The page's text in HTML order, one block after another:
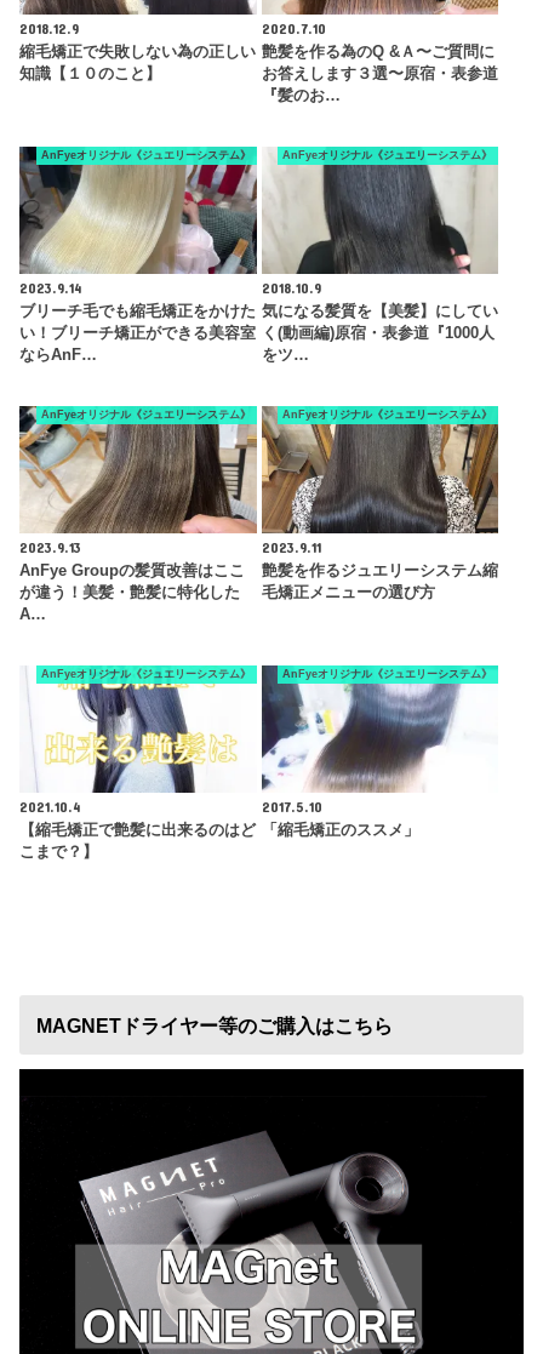
2018.12.9
縮毛矯正で失敗しない為の正しい
知識【１０のこと】
2020.7.10
艶髪を作る為のQ &Ａ〜ご質問に
お答えします３選〜原宿・表参道
『髪のお…
AnFyeオリジナル《ジュエリーシステム》
2023.9.14
ブリーチ毛でも縮毛矯正をかけた
い！ブリーチ矯正ができる美容室
ならAnF…
AnFyeオリジナル《ジュエリーシステム》
2018.10.9
気になる髪質を【美髪】にしてい
く(動画編)原宿・表参道『1000人
をツ…
AnFyeオリジナル《ジュエリーシステム》
2023.9.13
AnFye Groupの髪質改善はここ
が違う！美髪・艶髪に特化した
A…
AnFyeオリジナル《ジュエリーシステム》
2023.9.11
艶髪を作るジュエリーシステム縮
毛矯正メニューの選び方
AnFyeオリジナル《ジュエリーシステム》
2021.10.4
【縮毛矯正で艶髪に出来るのはど
こまで？】
AnFyeオリジナル《ジュエリーシステム》
2017.5.10
「縮毛矯正のススメ」
MAGNETドライヤー等のご購入はこちら